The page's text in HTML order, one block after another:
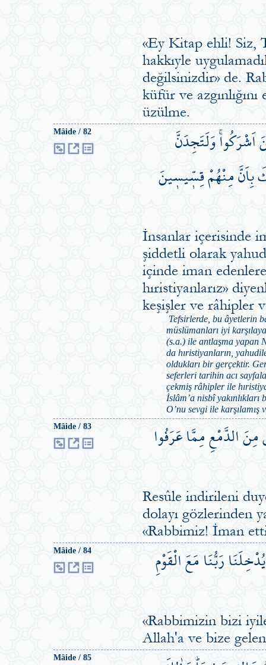
«Ey Kitap ehli! Siz,
hakkıyle
değilsinizdir» de.
küfür ve
üzülme.
Mâide / 82
اَشْرَكُواۚ وَلَتَجِدَنَّ
بِاَنَّ مِنْهُمْ قِسّ۪يس۪ينَ
İnsanlar içerisinde
şiddetli olarak
içinde iman
hıristiyanlarız»
keşişler ve râhipler
Tefsirlerde, bu âyetlerin
müslümanları iyi
(s.a.) ile antlaşma yapan
da hıristiyanların,
oldukları bir gerçektir.
seferleri tarihin acı
çekmiş râhipler ile
İslâm’a nisbî
O’nu sevgi ile
Mâide / 83 الدَّمْعِ مِمَّا عَرَفُوا
Resûle indirileni
dolayı gözlerinden
«Rabbimiz! İman
Mâide / 84 رَبُّنَا مَعَ الْقَوْمِ
«Rabbimizin bizi
Allah'a ve bize
Mâide / 85